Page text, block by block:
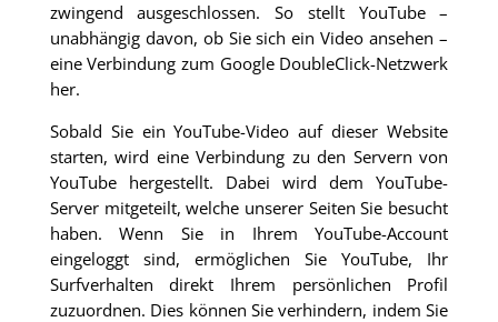
zwingend ausgeschlossen. So stellt YouTube –
unabhängig davon, ob Sie sich ein Video ansehen –
eine Verbindung zum Google DoubleClick-Netzwerk
her.
Sobald Sie ein YouTube-Video auf dieser Website
starten, wird eine Verbindung zu den Servern von
YouTube hergestellt. Dabei wird dem YouTube-
Server mitgeteilt, welche unserer Seiten Sie besucht
haben. Wenn Sie in Ihrem YouTube-Account
eingeloggt sind, ermöglichen Sie YouTube, Ihr
Surfverhalten direkt Ihrem persönlichen Profil
zuzuordnen. Dies können Sie verhindern, indem Sie